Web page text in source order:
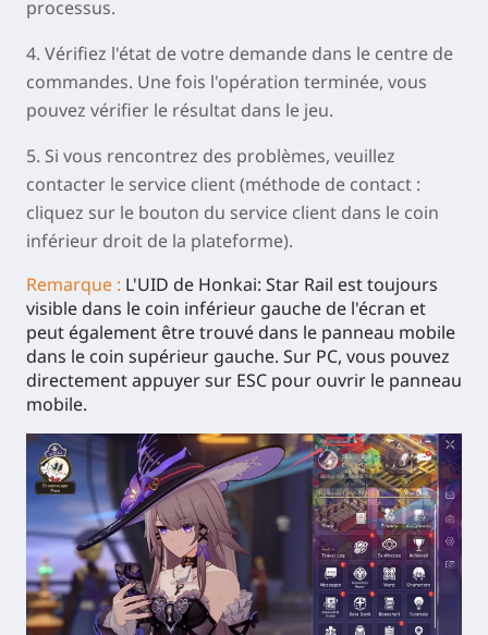
processus.
4. Vérifiez l'état de votre demande dans le centre de
commandes. Une fois l'opération terminée, vous
pouvez vérifier le résultat dans le jeu.
5. Si vous rencontrez des problèmes, veuillez
contacter le service client (méthode de contact :
cliquez sur le bouton du service client dans le coin
inférieur droit de la plateforme).
Remarque : L'UID de Honkai: Star Rail est toujours
visible dans le coin inférieur gauche de l'écran et
peut également être trouvé dans le panneau mobile
dans le coin supérieur gauche. Sur PC, vous pouvez
directement appuyer sur ESC pour ouvrir le panneau
mobile.